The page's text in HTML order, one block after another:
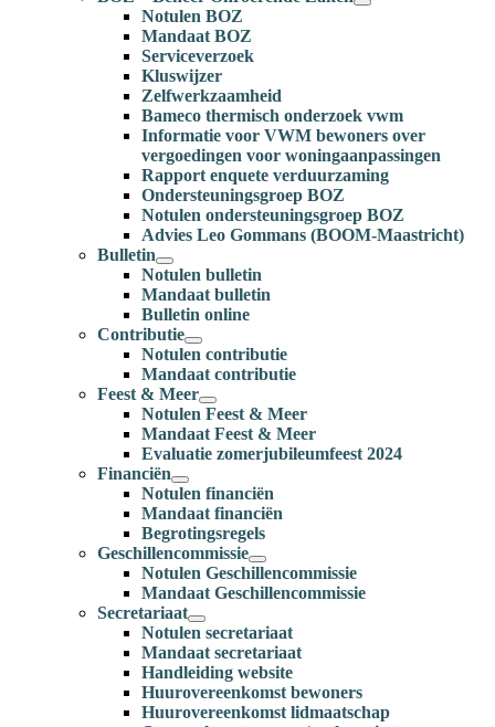
Notulen BOZ
Mandaat BOZ
Serviceverzoek
Kluswijzer
Zelfwerkzaamheid
Bameco thermisch onderzoek vwm
Informatie voor VWM bewoners over
vergoedingen voor woningaanpassingen
Rapport enquete verduurzaming
Ondersteuningsgroep BOZ
Notulen ondersteuningsgroep BOZ
Advies Leo Gommans (BOOM-Maastricht)
Bulletin
Notulen bulletin
Mandaat bulletin
Bulletin online
Contributie
Notulen contributie
Mandaat contributie
Feest & Meer
Notulen Feest & Meer
Mandaat Feest & Meer
Evaluatie zomerjubileumfeest 2024
Financiën
Notulen financiën
Mandaat financiën
Begrotingsregels
Geschillencommissie
Notulen Geschillencommissie
Mandaat Geschillencommissie
Secretariaat
Notulen secretariaat
Mandaat secretariaat
Handleiding website
Huurovereenkomst bewoners
Huurovereenkomst lidmaatschap